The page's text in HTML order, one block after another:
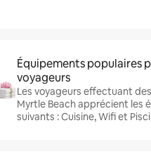
Équipements populaires
voyageurs
Les voyageurs effectuant
Myrtle Beach apprécient les
suivants : Cuisine, Wifi et